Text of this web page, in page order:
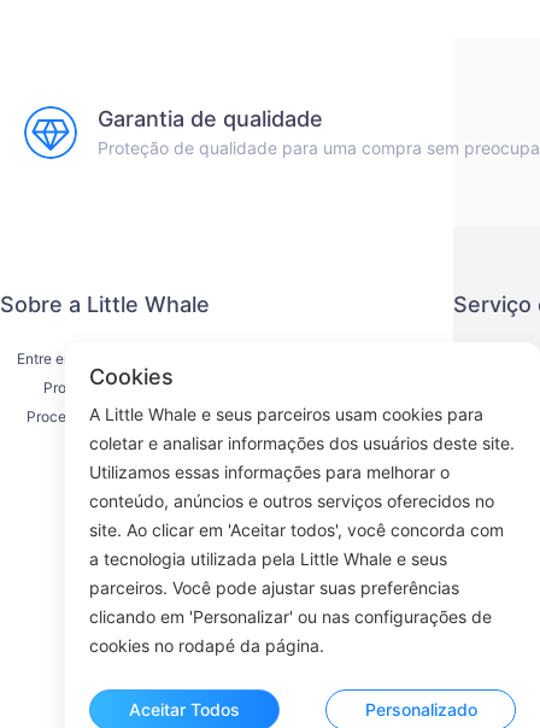
Garantia de qualidade
Proteção de qualidade para uma compra sem
Sobre a Little Whale
Entre em contato conosco
Processo de envio
Processo de reembolso
Sobre nós
Serviço
Acordo
ROOM
Cookies
A Little Whale e seus parceiros usam cookies para
coletar e analisar informações dos usuários deste site.
Utilizamos essas informações para melhorar o
conteúdo, anúncios e outros serviços oferecidos no
site. Ao clicar em 'Aceitar todos', você concorda com
a tecnologia utilizada pela Little Whale e seus
parceiros. Você pode ajustar suas preferências
clicando em 'Personalizar' ou nas configurações de
cookies no rodapé da página.
Aceitar Todos Personalizado